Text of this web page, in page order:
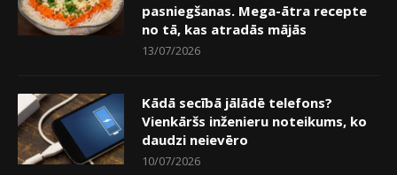
pasniegšanas. Mega-ātra recepte
no tā, kas atradās mājās
13/07/2026
Kādā secībā jālādē telefons?
Vienkāršs inženieru noteikums, ko
daudzi neievēro
10/07/2026